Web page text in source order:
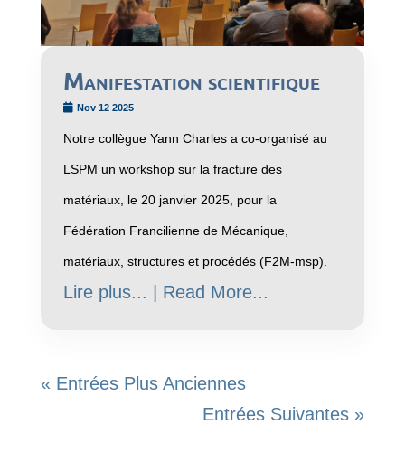
Manifestation scientifique
Nov 12 2025
Notre collègue Yann Charles a co-organisé au
LSPM un workshop sur la fracture des
matériaux, le 20 janvier 2025, pour la
Fédération Francilienne de Mécanique,
matériaux, structures et procédés (F2M-msp).
Lire plus... | Read More...
« Entrées Plus Anciennes
Entrées Suivantes »